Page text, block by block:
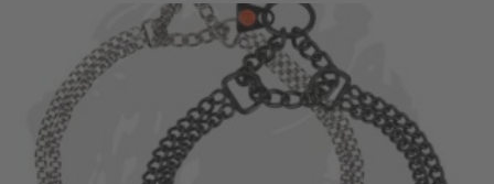
mehrere
Varianten
auf.
Optionen
können